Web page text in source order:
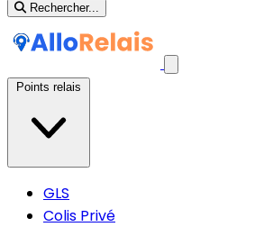
Rechercher...
GLS
Colis Privé